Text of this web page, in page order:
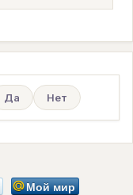
Да Нет
Мой мир